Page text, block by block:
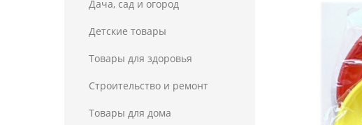
Дача, сад и огород
Детские товары
Товары для здоровья
Строительство и ремонт
Товары для дома